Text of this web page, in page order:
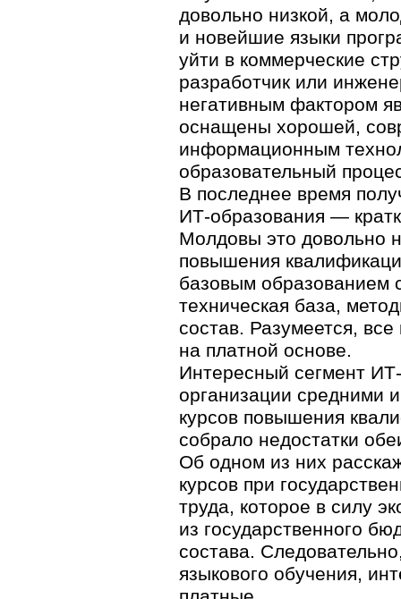
довольно низкой, а
и новейшие языки
уйти в коммерческие
разработчик или
негативным фактором
оснащены хорошей,
информационным
образовательный
В последнее время
ИТ-образования —
Молдовы это довольно
повышения
базовым образованием
техническая база,
состав. Разумеется,
на платной основе.
Интересный сегмент
организации средними
курсов повышения
собрало недостатки
Об одном из них
курсов при
труда, которое в силу
из государственного
состава.
языкового обучения,